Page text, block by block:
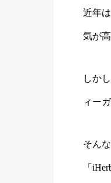
近年
気が
しか
ィー
そん
「